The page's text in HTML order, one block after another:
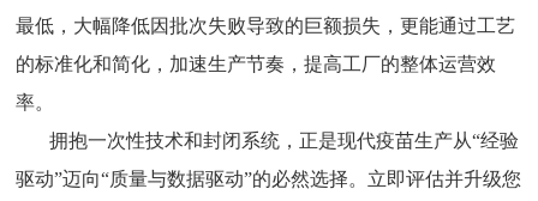
最低，大幅降低因批次失败导致的巨额损失，更能通过工艺
的标准化和简化，加速生产节奏，提高工厂的整体运营效
率。
拥抱一次性技术和封闭系统，正是现代疫苗生产从“经验
驱动”迈向“质量与数据驱动”的必然选择。立即评估并升级您